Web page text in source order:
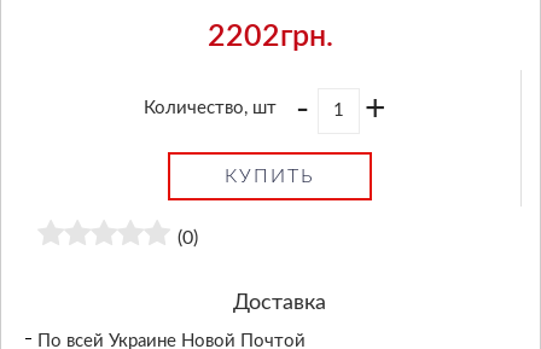
2202грн.
Количество, шт - +
КУПИТЬ
(0)
Доставка
По всей Украине Новой Почтой